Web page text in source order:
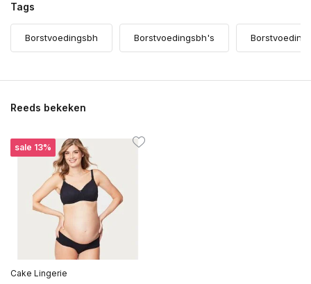
Tags
Borstvoedingsbh Borstvoedingsbh's
Reeds bekeken
sale 13%
Cake Lingerie